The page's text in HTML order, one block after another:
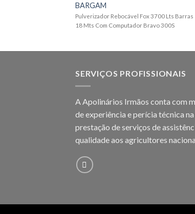
BARGAM
Pulverizador Rebocável Fox 3700 Lts Barras
18 Mts Com Computador Bravo 300S
SERVIÇOS PROFISSIONAIS
A Apolinários Irmãos conta com
de experiência e perícia técnica na
prestação de serviços de
qualidade aos agricultores